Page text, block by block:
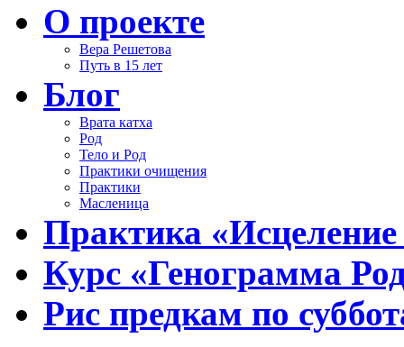
О проекте
Вера Решетова
Путь в 15 лет
Блог
Врата катха
Род
Тело и Род
Практики очищения
Практики
Масленица
Практика
Курс «Генограмма
Рис предкам по